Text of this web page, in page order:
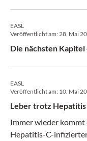
Gender-
EASL
Veröffentlicht am:28. Mai
EASL
Veröffentlicht am: 10. Mai
Leber trotz
Immer wieder kommt
Hepatitis-C-